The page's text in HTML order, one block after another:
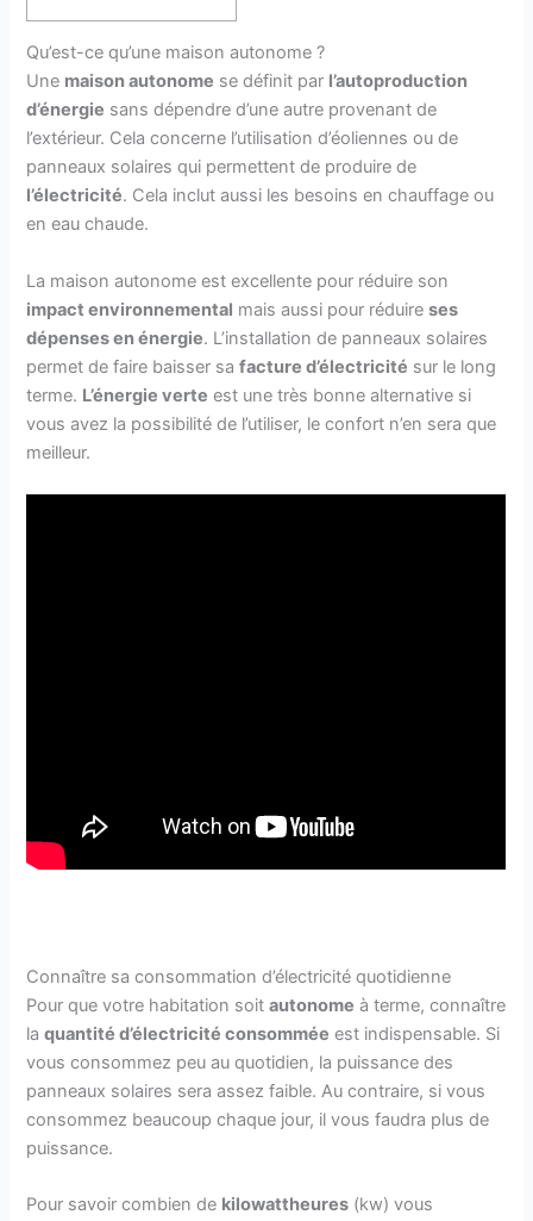
Qu’est-ce qu’une maison autonome ?
Une maison autonome se définit par l’autoproduction
d’énergie sans dépendre d’une autre provenant de
l’extérieur. Cela concerne l’utilisation d’éoliennes ou de
panneaux solaires qui permettent de produire de
l’électricité. Cela inclut aussi les besoins en chauffage ou
en eau chaude.
La maison autonome est excellente pour réduire son
impact environnemental mais aussi pour réduireses
dépenses en énergie. L’installation de panneaux solaires
permet de faire baisser safacture d’électricité sur le long
terme. L’énergie verte est une très bonne alternative si
vous avez la possibilité de l’utiliser, le confort n’en sera que
meilleur.
Connaître sa consommation d’électricité quotidienne
Pour que votre habitation soitautonome à terme, connaître
laquantité d’électricité consommée est indispensable. Si
vous consommez peu au quotidien, la puissance des
panneaux solaires sera assez faible. Au contraire, si vous
consommez beaucoup chaque jour, il vous faudra plus de
puissance.
Pour savoir combien de kilowattheures (kw) vous